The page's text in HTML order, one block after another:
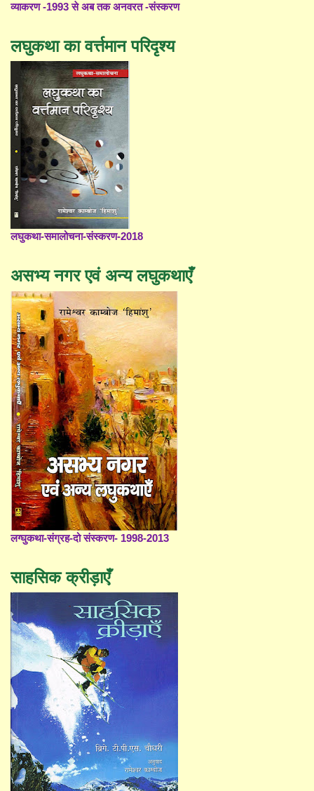
व्याकरण -1993 से अब तक अनवरत -संस्करण
लघुकथा का वर्त्तमान परिदृश्य
लघुकथा-समालोचना-संस्करण-2018
असभ्य नगर एवं अन्य लघुकथाएँ
लग्घुकथा-संग्रह-दो संस्करण- 1998-2013
साहसिक क्रीड़ाएँ